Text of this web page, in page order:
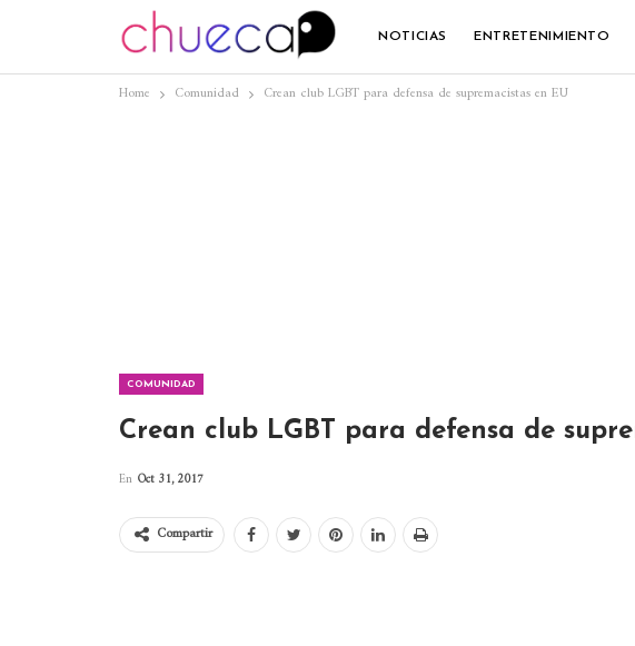
NOTICIAS ENTRETENIMIENTO
Home Comunidad Crean club LGBT para defensa de supremacistas en EU
COMUNIDAD
Crean club LGBT para defensa de
En Oct 31, 2017
Compartir